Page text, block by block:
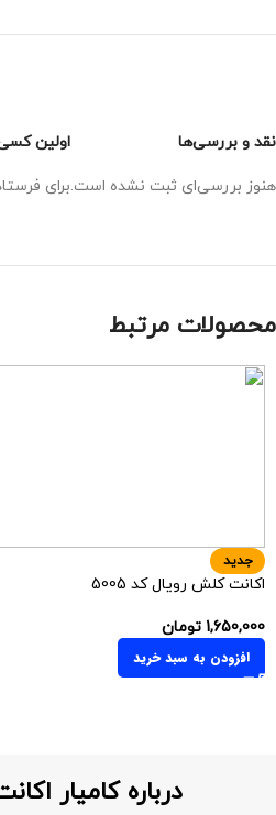
نقد و بررسی‌ها
هنوز بررسی‌ای ثبت نشده است.
اولین کسی
برای
محصولات مرتبط
جدید
اکانت کلش رویال کد 5005
1,650,000 تومان
افزودن به سبد خرید
درباره کامیار